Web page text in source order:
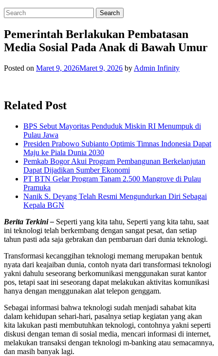
Pemerintah Berlakukan Pembatasan
Media Sosial Pada Anak di Bawah Umur
Posted on Maret 9, 2026Maret 9, 2026 by Admin Infinity
Related Post
BPS Sebut Mayoritas Penduduk Miskin RI Menumpuk di
Pulau Jawa
Presiden Prabowo Subianto Optimis Timnas Indonesia Dapat
Maju ke Piala Dunia 2030
Pemkab Bogor Akui Program Pembangunan Berkelanjutan
Dapat Dijadikan Sumber Ekonomi
PT BTN Gelar Program Tanam 2.500 Mangrove di Pulau
Pramuka
Nanik S. Deyang Telah Resmi Mengundurkan Diri Sebagai
Kepala BGN
Berita Terkini – Seperti yang kita tahu, Seperti yang kita tahu, saat
ini teknologi telah berkembang dengan sangat pesat, dan setiap
tahun pasti ada saja gebrakan dan pembaruan dari dunia teknologi.
Transformasi kecanggihan teknologi memang merupakan bentuk
nyata dari keajaiban dunia, contoh nyata dari transformasi teknologi
yakni dahulu seseorang berkomunikasi menggunakan surat kantor
pos, tetapi saat ini seseorang dapat melakukan aktivitas komunikasi
hanya dengan menggunakan alat telepon genggam.
Sebagai informasi bahwa teknologi sudah menjadi sahabat kita
dalam kehidupan sehari-hari, pasalnya setiap kegiatan yang akan
kita lakukan pasti membutuhkan teknologi, contohnya yakni seperti
diskusi dengan teman di sosial media, mencari informasi di internet,
melakukan transaksi dengan teknologi m-banking atau semacamnya,
dan masih banyak lagi.